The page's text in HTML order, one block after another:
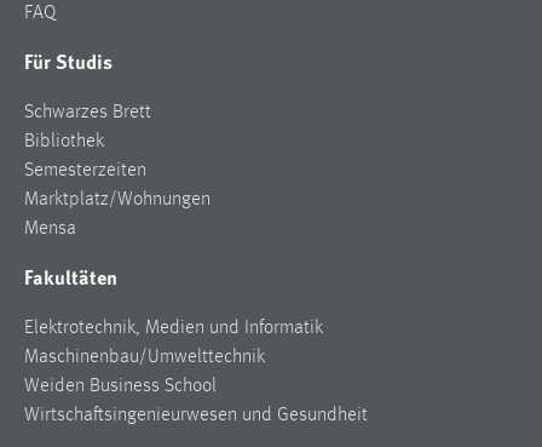
FAQ
Für Studis
Schwarzes Brett
Bibliothek
Semesterzeiten
Marktplatz/Wohnungen
Mensa
Fakultäten
Elektrotechnik, Medien und Informatik
Maschinenbau/Umwelttechnik
Weiden Business School
Wirtschaftsingenieurwesen und Gesundheit